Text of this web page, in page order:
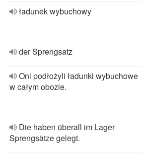
ładunek wybuchowy
der Sprengsatz
Oni podłożyli ładunki wybuchowe
w całym obozie.
Die haben überall im Lager
Sprengsätze gelegt.